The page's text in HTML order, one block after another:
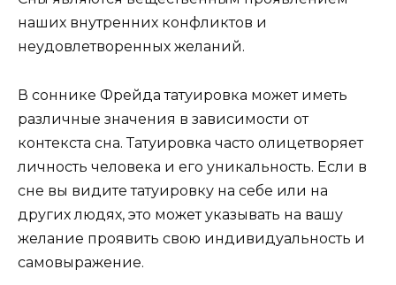
наших внутренних конфликтов и
неудовлетворенных желаний.
В соннике Фрейда татуировка может иметь
различные значения в зависимости от
контекста сна. Татуировка часто олицетворяет
личность человека и его уникальность. Если в
сне вы видите татуировку на себе или на
других людях, это может указывать на вашу
желание проявить свою индивидуальность и
самовыражение.